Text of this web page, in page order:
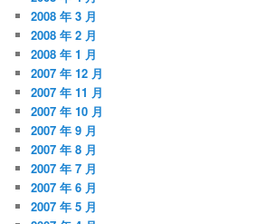
2008 年 3 月
2008 年 2 月
2008 年 1 月
2007 年 12 月
2007 年 11 月
2007 年 10 月
2007 年 9 月
2007 年 8 月
2007 年 7 月
2007 年 6 月
2007 年 5 月